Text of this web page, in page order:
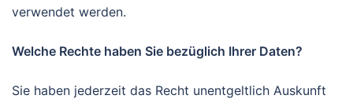
verwendet werden.
Welche Rechte haben Sie bezüglich Ihrer Daten?
Sie haben jederzeit das Recht unentgeltlich Auskunft